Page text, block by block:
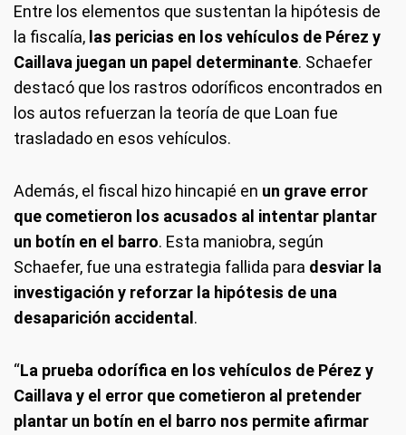
Entre los elementos que sustentan la hipótesis de
la fiscalía, las pericias en los vehículos de Pérez y
Caillava juegan un papel determinante. Schaefer
destacó que los rastros odoríficos encontrados en
los autos refuerzan la teoría de que Loan fue
trasladado en esos vehículos.
Además, el fiscal hizo hincapié en un grave error
que cometieron los acusados al intentar plantar
un botín en el barro. Esta maniobra, según
Schaefer, fue una estrategia fallida para desviar la
investigación y reforzar la hipótesis de una
desaparición accidental.
“La prueba odorífica en los vehículos de Pérez y
Caillava y el error que cometieron al pretender
plantar un botín en el barro nos permite afirmar